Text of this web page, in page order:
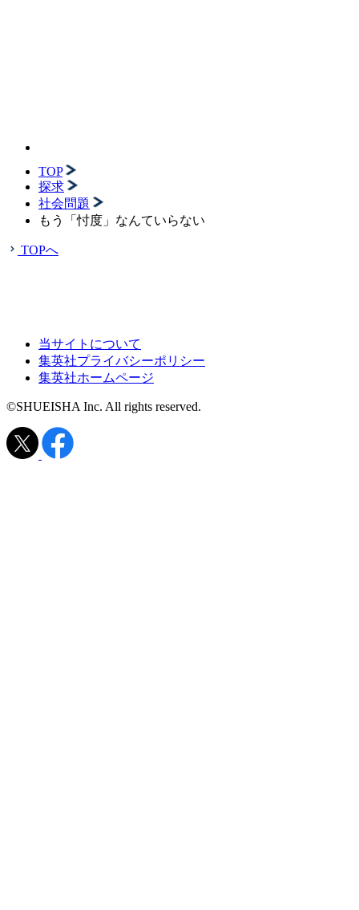
TOP
探求
社会問題
もう「忖度」なんていらない
TOPへ
当サイトについて
集英社プライバシーポリシー
集英社ホームページ
©SHUEISHA Inc. All rights reserved.